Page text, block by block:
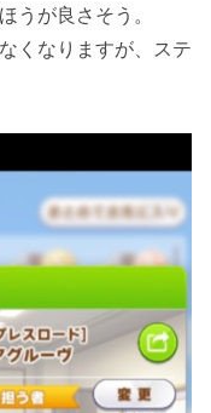
うが良さそう。
くなりますが、ステ